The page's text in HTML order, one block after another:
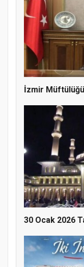
İzmir
30 Ocak 2026